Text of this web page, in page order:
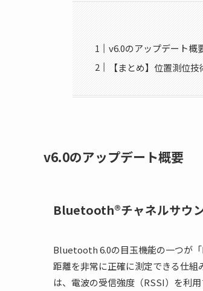
v6.0のアップデート概
【まとめ】位置測位
v6.0のアップデート概要
Bluetooth®チャネルサウ
Bluetooth 6.0の目玉機能の一つが
距離を非常に正確に測定できる仕
は、電波の受信強度（RSSI）を利